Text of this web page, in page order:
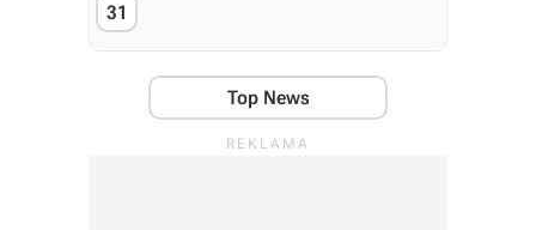
31
Top News